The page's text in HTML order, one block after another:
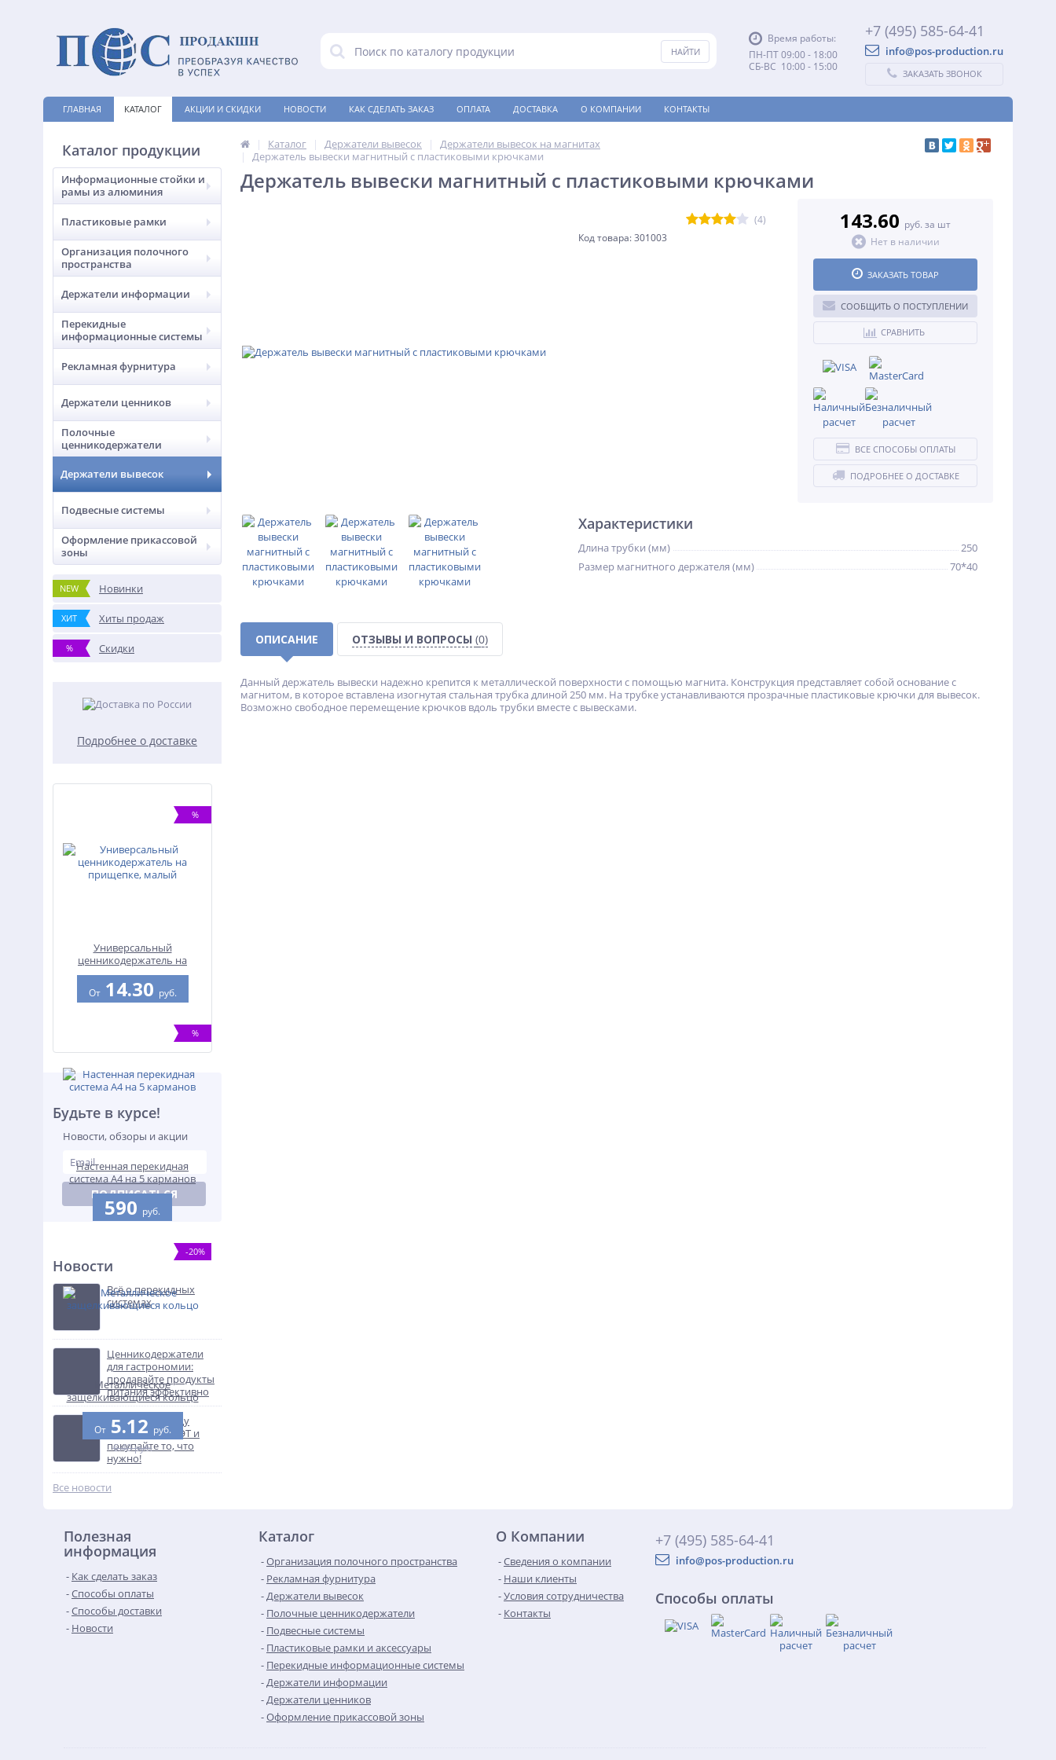
Время работы:
ПН-ПТ 09:00 - 18:00
СБ-ВС 10:00 - 15:00
+7 (495) 585-64-41
info@pos-production.ru
ЗАКАЗАТЬ ЗВОНОК
ГЛАВНАЯ КАТАЛОГ АКЦИИ И СКИДКИ НОВОСТИ КАК СДЕЛАТЬ ЗАКАЗ ОПЛАТА ДОСТАВКА О КОМПАНИИ КОНТАКТЫ
Каталог продукции
Информационные стойки и
рамы из алюминия
Пластиковые рамки
Организация полочного
пространства
Держатели информации
Перекидные
информационные системы
Рекламная фурнитура
Держатели ценников
Полочные
ценникодержатели
Держатели вывесок
Подвесные системы
Оформление прикассовой
зоны
NEW Новинки
ХИТ Хиты продаж
% Скидки
Подробнее о доставке
%
Универсальный
ценникодержатель на
прищепке, малый
От14.30 руб.
%
Настенная перекидная
система А4 на 5 карманов
590 руб.
-20%
Металлическое
защелкивающиеся кольцо
От5.12 руб.
6.40 руб.
Будьте в курсе!
Новости, обзоры и акции
ПОДПИСАТЬСЯ
Новости
Всё о перекидных
системах
Ценникодержатели
для гастрономии:
продавайте продукты
питания эффективно
Узнайте разницу
между ПВХ и ПЭТ и
покупайте то, что
нужно!
Все новости
Каталог Держатели вывесок
Держатели вывесок на магнитах
Держатель вывески магнитный с пластиковыми крючками
Держатель вывески магнитный с пластиковыми крючками
(4)
Код товара: 301003
143.60 руб. за шт
Нет в наличии
ЗАКАЗАТЬ ТОВАР
СООБЩИТЬ О ПОСТУПЛЕНИИ
СРАВНИТЬ
ВСЕ СПОСОБЫ ОПЛАТЫ
ПОДРОБНЕЕ О ДОСТАВКЕ
Характеристики
Длина трубки (мм)
250
Размер магнитного держателя (мм)
70*40
ОПИСАНИЕ ОТЗЫВЫ И ВОПРОСЫ (0)
Данный держатель вывески надежно крепится к металлической поверхности с помощью магнита. Конструкция представляет собой основание с
магнитом, в которое вставлена изогнутая стальная трубка длиной 250 мм. На трубке устанавливаются прозрачные пластиковые крючки для вывесок.
Возможно свободное перемещение крючков вдоль трубки вместе с вывесками.
Полезная
информация
Как сделать заказ
Способы оплаты
Способы доставки
Новости
Каталог
Организация полочного пространства
Рекламная фурнитура
Держатели вывесок
Полочные ценникодержатели
Подвесные системы
Пластиковые рамки и аксессуары
Перекидные информационные системы
Держатели информации
Держатели ценников
Оформление прикассовой зоны
О Компании
Сведения о компании
Наши клиенты
Условия сотрудничества
Контакты
+7 (495) 585-64-41
info@pos-production.ru
Способы оплаты